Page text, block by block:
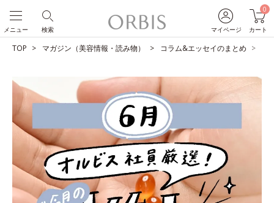
マイページ
0
カート
検索
メニュー
TOP マガジン（美容情報・読み物） コラム&エッセイのまとめ